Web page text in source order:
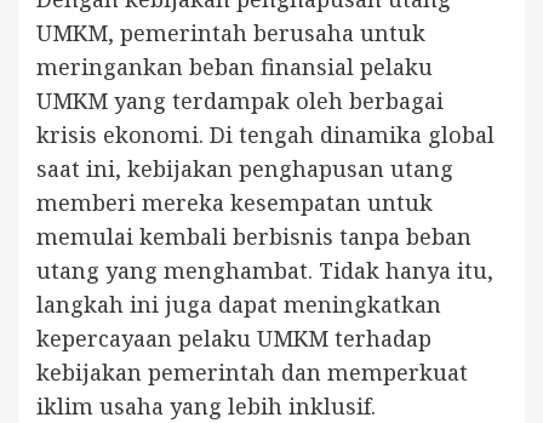
UMKM, pemerintah berusaha untuk
meringankan beban finansial pelaku
UMKM yang terdampak oleh berbagai
krisis ekonomi. Di tengah dinamika global
saat ini, kebijakan penghapusan utang
memberi mereka kesempatan untuk
memulai kembali berbisnis tanpa beban
utang yang menghambat. Tidak hanya itu,
langkah ini juga dapat meningkatkan
kepercayaan pelaku UMKM terhadap
kebijakan pemerintah dan memperkuat
iklim usaha yang lebih inklusif.